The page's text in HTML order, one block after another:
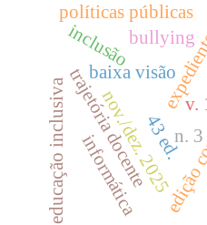
v.
n. 3
nov./dez. 2025
43 ed.
trajetória docente
educação inclusiva
baixa visão
inclusão
informática
políticas públicas
bullying